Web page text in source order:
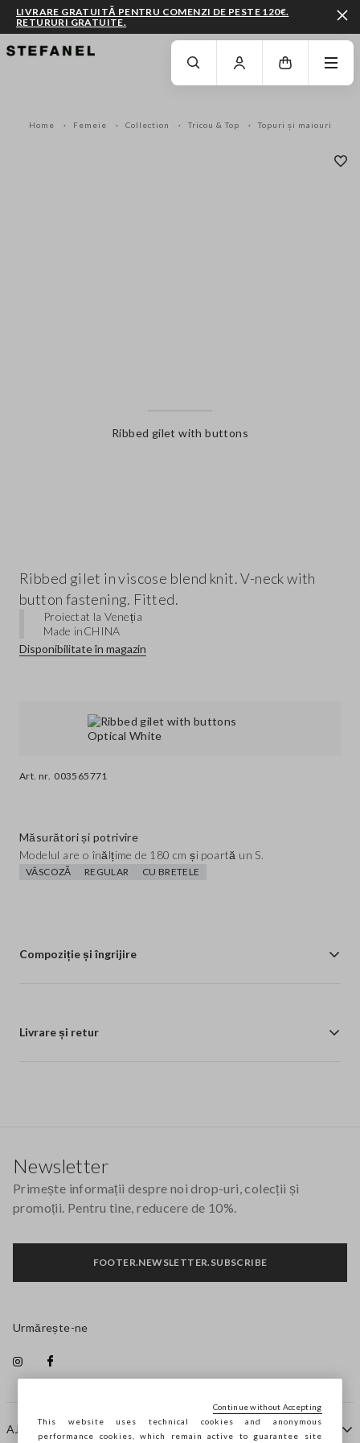
MERGI LA CONȚINUTUL PRINCIPALDERULEAZĂ ÎN JOS
LIVRARE GRATUITĂ PENTRU COMENZI DE PESTE 120€.
RETURURI GRATUITE.
Home Femeie Collection Tricou & Top Topuri și maiouri
Ribbed gilet with buttons
Art. nr. 003565771
Ribbed gilet in viscose blend knit. V-neck with
button fastening. Fitted.
Proiectat la Veneția
Made inCHINA
Disponibilitate în magazin
Măsurători și potrivire
Modelul are o înălțime de 180 cm și poartă un S.
VÂSCOZĂ REGULAR CU BRETELE
Compoziție și îngrijire
Livrare și retur
AJUTOR
Newsletter
Primește informații despre noi drop-uri, colecții și
promoții. Pentru tine, reducere de 10%.
FOOTER.NEWSLETTER.SUBSCRIBE
Urmărește-ne
This website uses technical cookies and anonymous
performance cookies, which remain active to guarantee site
Continue without Accepting